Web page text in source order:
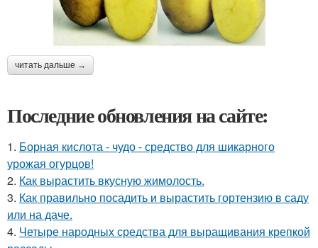
читать дальше →
Последние обновления на сайте:
1. Борная кислота - чудо - средство для шикарного
урожая огурцов!
2. Как вырастить вкусную жимолость.
3. Как правильно посадить и вырастить гортензию в саду
или на даче.
4. Четыре народных средства для выращивания крепкой